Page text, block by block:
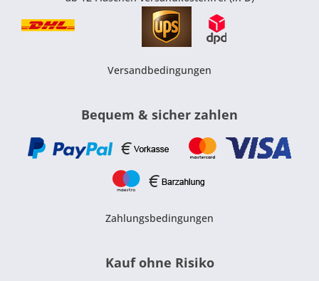
Versandbedingungen
Bequem & sicher zahlen
Zahlungsbedingungen
Kauf ohne Risiko